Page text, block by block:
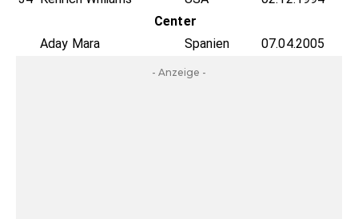
Center
Aday Mara
Spanien 07.04.2005
- Anzeige -